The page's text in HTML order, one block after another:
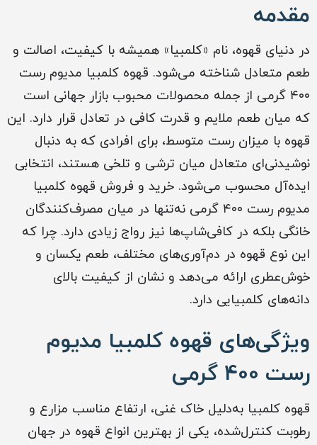
مقدمه
در دنیای قهوه، نام «کلمبیا» همیشه با کیفیت، اصالت و
طعم متعادل شناخته می‌شود. قهوه کلمبیا مدیوم رست
۴۰۰ گرمی از جمله محصولات محبوب بازار جهانی است
که میان طعم ملایم و قدرت کافی در تعادل قرار دارد. این
قهوه با میزان رست متوسط، برای افرادی که به دنبال
نوشیدنی‌ای متعادل میان ترشی و تلخی هستند، انتخابی
ایده‌آل محسوب می‌شود. خرید و فروش قهوه کلمبیا
مدیوم رست ۴۰۰ گرمی نه‌تنها در میان مصرف‌کنندگان
خانگی بلکه در کافی‌شاپ‌ها نیز رواج زیادی دارد. چرا که
این نوع قهوه در دم‌آوری‌های مختلف، طعم یکسان و
خوش‌عطری ارائه می‌دهد و نشان از کیفیت بالای
دانه‌های کلمبیایی دارد.
ویژگی‌های قهوه کلمبیا مدیوم
رست 400 گرمی
قهوه کلمبیا به‌دلیل خاک غنی، ارتفاع مناسب مزارع و
رطوبت کنترل‌شده، یکی از بهترین انواع قهوه در جهان